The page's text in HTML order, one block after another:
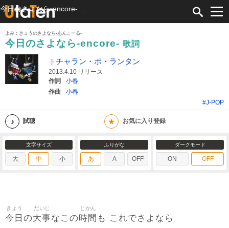
よみ：きょうのさよなら-あんこーる-
今日のさよなら-encore- 歌詞
チャラン・ポ・ランタン
2013.4.10 リリース
作詞
小春
作曲
小春
#J-POP
試聴 ★ お気に入り登録
文字サイズ
大 中 小
ふりがな
あ A OFF
ダークモード
ON OFF
今日
きょう
の大事
だいじ
なこの時間
じかん
も これでさよなら